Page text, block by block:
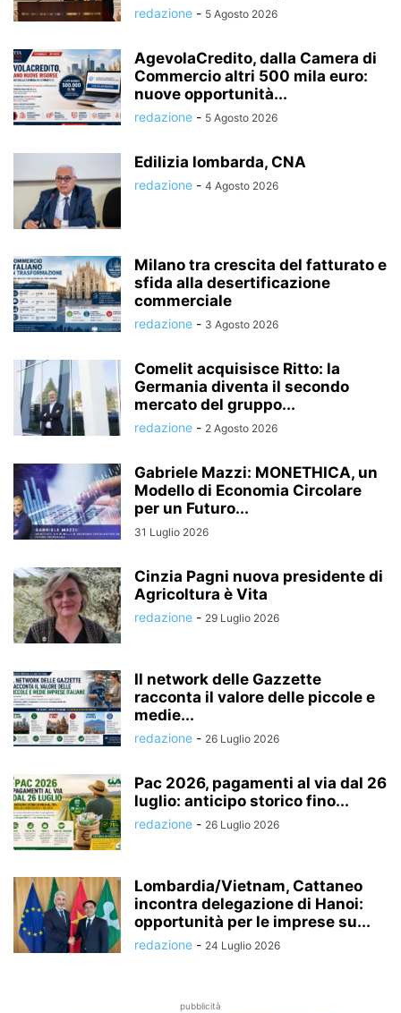
redazione - 5 Agosto 2026
AgevolaCredito, dalla Camera di
Commercio altri 500 mila euro:
nuove opportunità...
redazione - 5 Agosto 2026
Edilizia lombarda, CNA
redazione - 4 Agosto 2026
Milano tra crescita del fatturato e
sfida alla desertificazione
commerciale
redazione - 3 Agosto 2026
Comelit acquisisce Ritto: la
Germania diventa il secondo
mercato del gruppo...
redazione - 2 Agosto 2026
Gabriele Mazzi: MONETHICA, un
Modello di Economia Circolare
per un Futuro...
31 Luglio 2026
Cinzia Pagni nuova presidente di
Agricoltura è Vita
redazione - 29 Luglio 2026
Il network delle Gazzette
racconta il valore delle piccole e
medie...
redazione - 26 Luglio 2026
Pac 2026, pagamenti al via dal 26
luglio: anticipo storico fino...
redazione - 26 Luglio 2026
Lombardia/Vietnam, Cattaneo
incontra delegazione di Hanoi:
opportunità per le imprese su...
redazione - 24 Luglio 2026
pubblicità